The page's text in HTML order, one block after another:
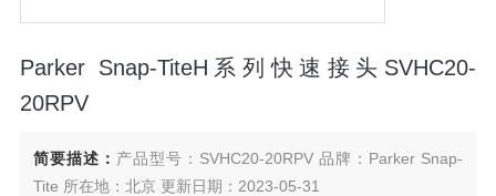
Parker Snap-TiteH系列快速接头SVHC20-
20RPV
简要描述： 产品型号：SVHC20-20RPV 品牌：Parker Snap-
Tite 所在地：北京 更新日期：2023-05-31